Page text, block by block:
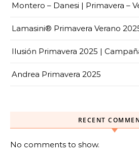
Montero – Danesi | Primavera –
Lamasini® Primavera Verano
Ilusión Primavera 2025 |
Andrea Primavera 2025
RECENT
No comments to show.